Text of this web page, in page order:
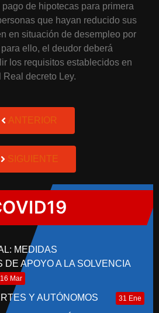
pago de hipotecas para primera
que hayan reducido sus
en situación de desempleo por
ello, el deudor deberá
los requisitos establecidos en
decreto Ley.
ANTERIOR
SIGUIENTE
MEDIDAS
DE APOYO A LA SOLVENCIA
16 Mar
Y AUTÓNOMOS 31 Ene